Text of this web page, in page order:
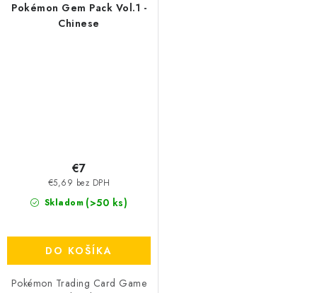
Pokémon Gem Pack Vol.1 -
Chinese
Skladom (>50 ks)
€5,69 bez DPH
€7
DO KOŠÍKA
Pokémon Trading Card Game